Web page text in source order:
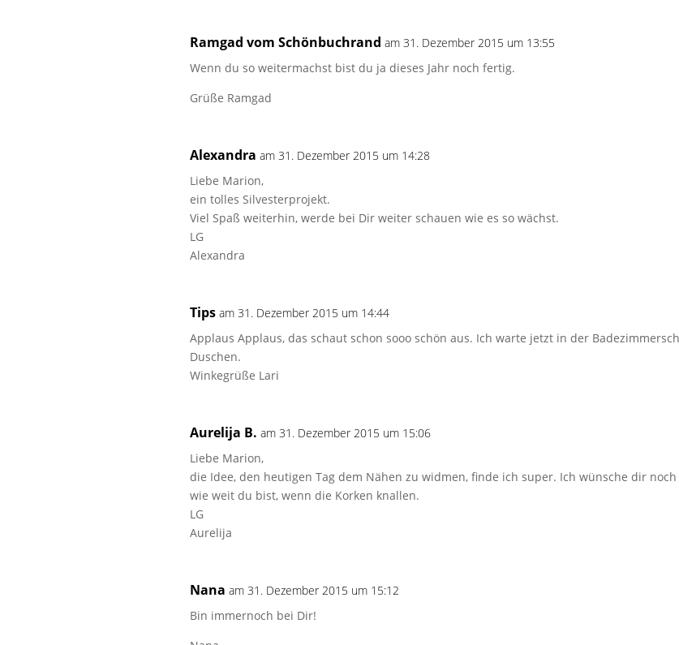
Ramgad vom Schönbuchrand am 31. Dezember 2015 um 13:55
Wenn du so weitermachst bist du ja dieses Jahr noch fertig.
Grüße Ramgad
Alexandra am 31. Dezember 2015 um 14:28
Liebe Marion,
ein tolles Silvesterprojekt.
Viel Spaß weiterhin, werde bei Dir weiter schauen wie es so wächst.
LG
Alexandra
Tips am 31. Dezember 2015 um 14:44
Applaus Applaus, das schaut schon sooo schön aus. Ich warte jetzt in der
Duschen.
Winkegrüße Lari
Aurelija B. am 31. Dezember 2015 um 15:06
Liebe Marion,
die Idee, den heutigen Tag dem Nähen zu widmen, finde ich super. Ich wünsche dir
wie weit du bist, wenn die Korken knallen.
LG
Aurelija
Nana am 31. Dezember 2015 um 15:12
Bin immernoch bei Dir!